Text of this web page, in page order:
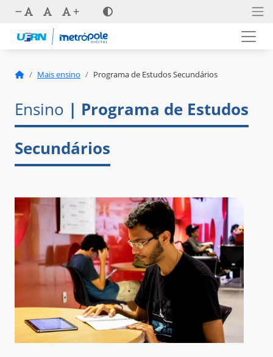
Mais ensino Programa de Estudos Secundários
Ensino | Programa de Estudos
Secundários